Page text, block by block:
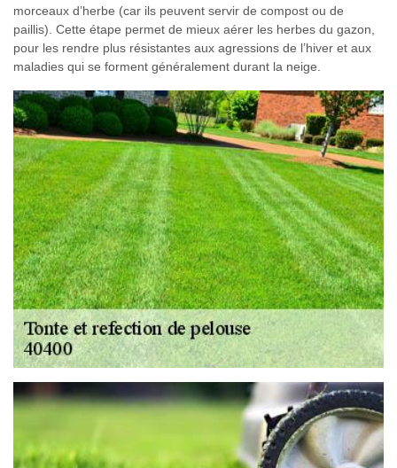
morceaux d’herbe (car ils peuvent servir de compost ou de
paillis). Cette étape permet de mieux aérer les herbes du gazon,
pour les rendre plus résistantes aux agressions de l’hiver et aux
maladies qui se forment généralement durant la neige.